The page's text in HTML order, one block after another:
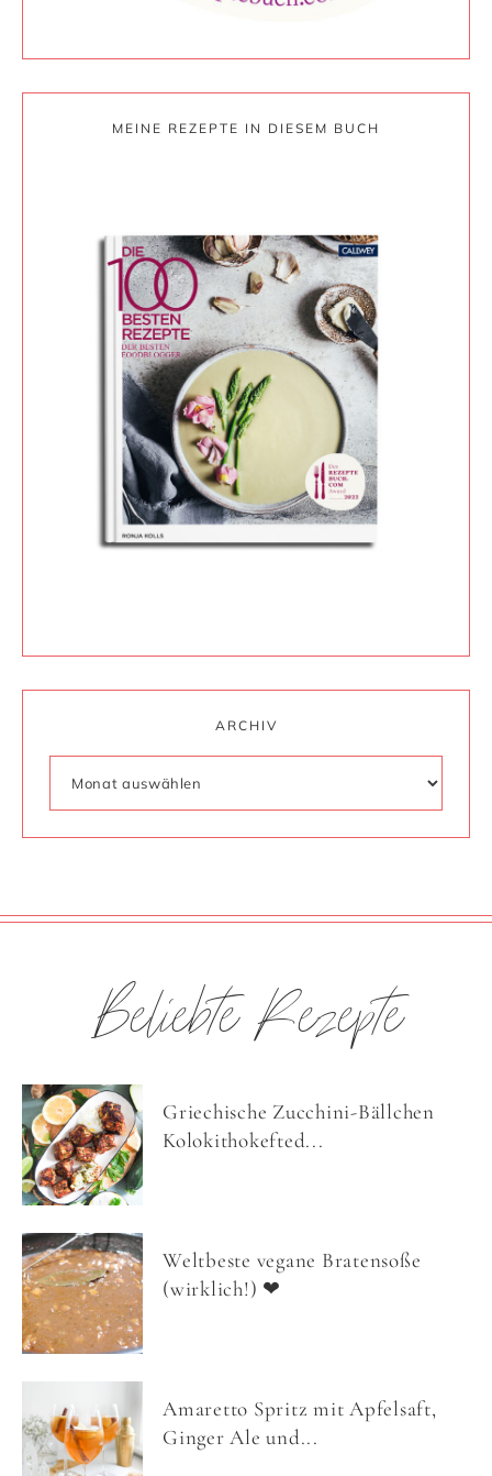
MEINE REZEPTE IN DIESEM BUCH
ARCHIV
Beliebte Rezepte
Griechische Zucchini-Bällchen
Kolokithokefted...
Weltbeste vegane Bratensoße
(wirklich!) ❤
Amaretto Spritz mit Apfelsaft,
Ginger Ale und...